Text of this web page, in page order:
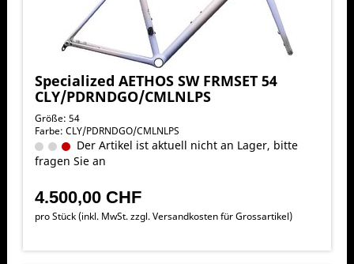
Specialized AETHOS SW FRMSET 54
CLY/PDRNDGO/CMLNLPS
Größe: 54
Farbe: CLY/PDRNDGO/CMLNLPS
Der Artikel ist aktuell nicht an Lager, bitte
fragen Sie an
4.500,00 CHF
pro Stück (inkl. MwSt. zzgl.Versandkosten für Grossartikel)